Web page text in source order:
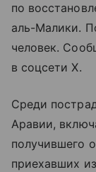
по
аль-Малики.
человек.
в соцсети X.
Среди
Аравии,
получившего
приехавших